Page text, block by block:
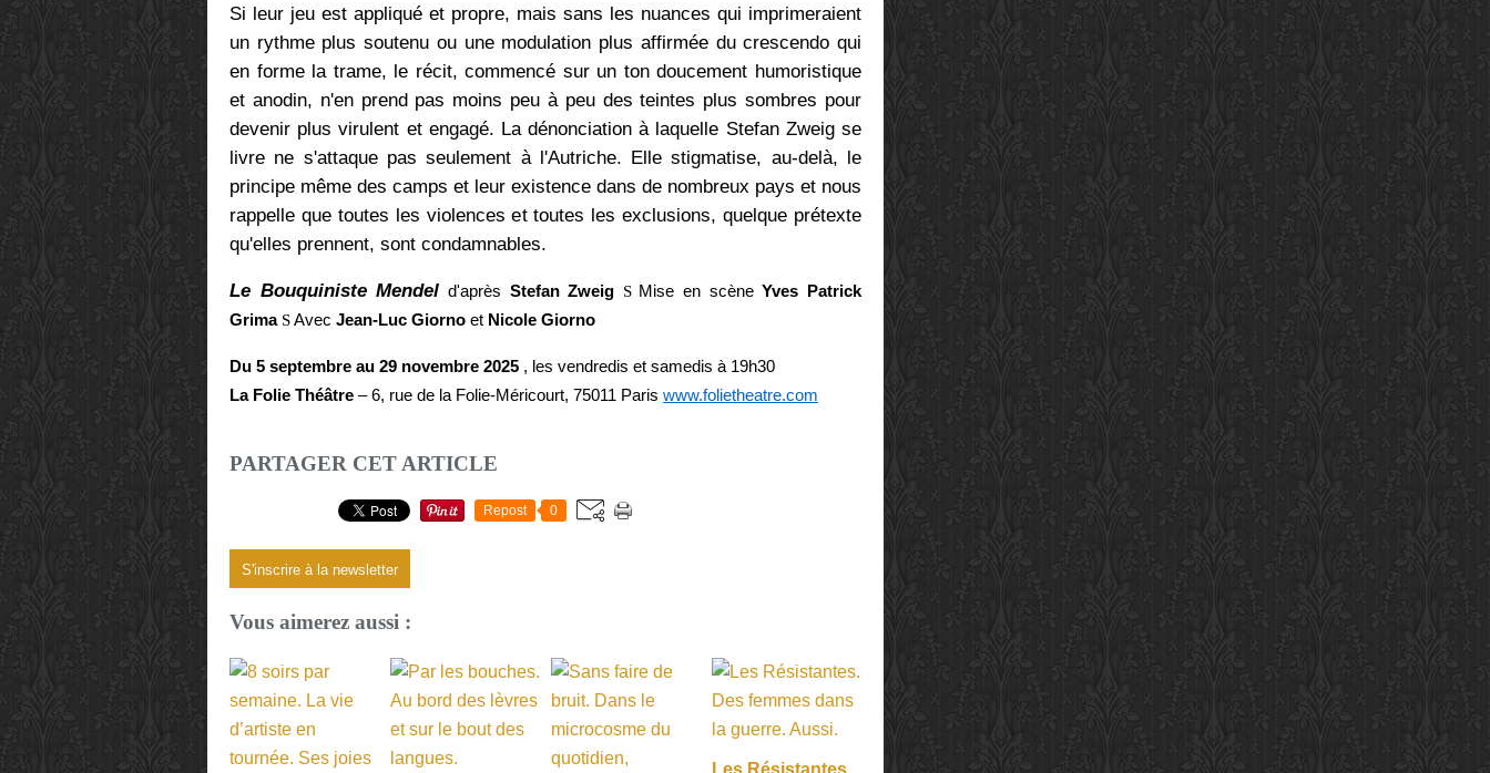
Si leur jeu est appliqué et propre, mais sans les nuances qui imprimeraient
un rythme plus soutenu ou une modulation plus affirmée du crescendo qui
en forme la trame, le récit, commencé sur un ton doucement humoristique
et anodin, n'en prend pas moins peu à peu des teintes plus sombres pour
devenir plus virulent et engagé. La dénonciation à laquelle Stefan Zweig se
livre ne s'attaque pas seulement à l'Autriche. Elle stigmatise, au-delà, le
principe même des camps et leur existence dans de nombreux pays et nous
rappelle que toutes les violences et toutes les exclusions, quelque prétexte
qu'elles prennent, sont condamnables.
Le Bouquiniste Mendel d'après Stefan Zweig S Mise en scèneYves Patrick
Grima SAvec Jean-Luc Giorno et Nicole Giorno
Du 5 septembre au 29 novembre 2025 , les vendredis et samedis à 19h30
La Folie Théâtre – 6, rue de la Folie-Méricourt, 75011 Paris www.folietheatre.com
PARTAGER CET ARTICLE
Repost 0
S'inscrire à la newsletter
Vous aimerez aussi :